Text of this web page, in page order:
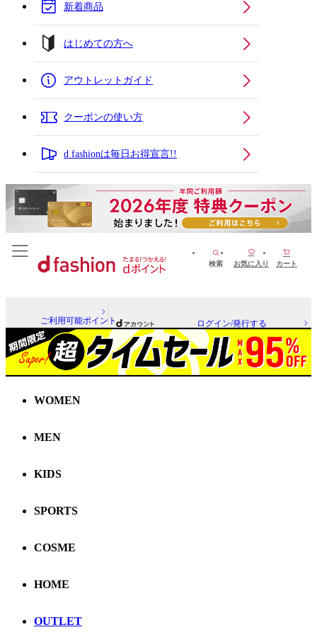
新着商品
はじめての方へ
アウトレットガイド
クーポンの使い方
d fashionは毎日お得宣言!!
検索 お気に入り カート
ご利用可能ポイント ログイン/発行する
WOMEN
MEN
KIDS
SPORTS
COSME
HOME
OUTLET